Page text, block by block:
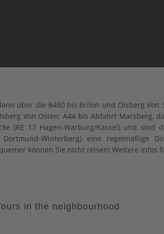
über die B480 bis Brilon und Olsberg
Von Osten: A44 bis Abfahrt Marsberg,
(RE 17 Hagen-Warburg/Kassel) und
Winterberg) eine regelmäßige
können Sie nicht reisen! Weitere Infos
in the neighbourhood